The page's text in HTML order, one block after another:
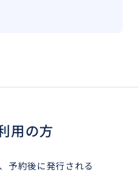
用の方
予約後に発行される